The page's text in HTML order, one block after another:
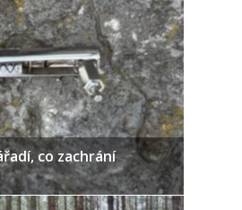
co zachrání